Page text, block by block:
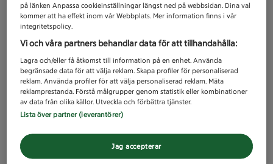
på länken Anpassa cookieinställningar längst ned på webbsidan. Dina val
kommer att ha effekt inom vår Webbplats. Mer information finns i vår
integritetspolicy.
Vi och våra partners behandlar data för att tillhandahålla:
Lagra och/eller få åtkomst till information på en enhet. Använda
begränsade data för att välja reklam. Skapa profiler för personaliserad
reklam. Använda profiler för att välja personaliserad reklam. Mäta
reklamprestanda. Förstå målgrupper genom statistik eller kombinationer
av data från olika källor. Utveckla och förbättra tjänster.
Lista över partner (leverantörer)
Jag accepterar